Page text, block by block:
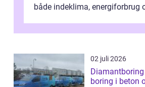
både indeklima, energiforbrug
02 juli 2026
Diamantboring
boring i beton